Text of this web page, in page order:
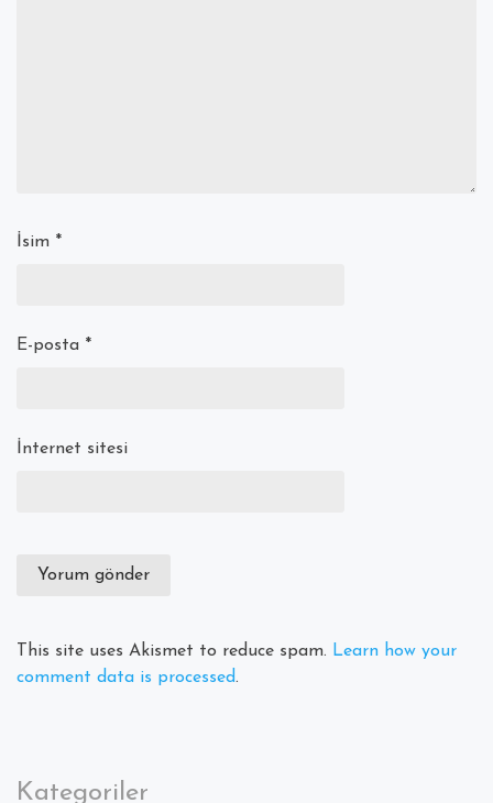
İsim *
E-posta *
İnternet sitesi
This site uses Akismet to reduce spam. Learn how your
comment data is processed.
Kategoriler